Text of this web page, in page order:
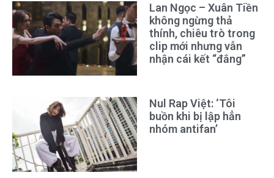
Lan Ngọc – Xuân Tiền
không ngừng thả
thính, chiêu trò trong
clip mới nhưng vẫn
nhận cái kết “đắng”
Nul Rap Việt: ‘Tôi
buồn khi bị lập hẳn
nhóm antifan’